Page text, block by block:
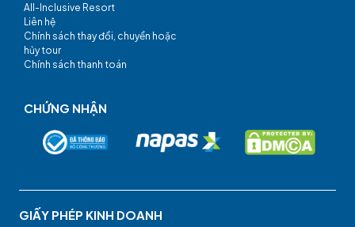
All-Inclusive Resort
Liên hệ
Chính sách thay đổi, chuyển hoặc
hủy tour
Chính sách thanh toán
CHỨNG NHẬN
GIẤY PHÉP KINH DOANH